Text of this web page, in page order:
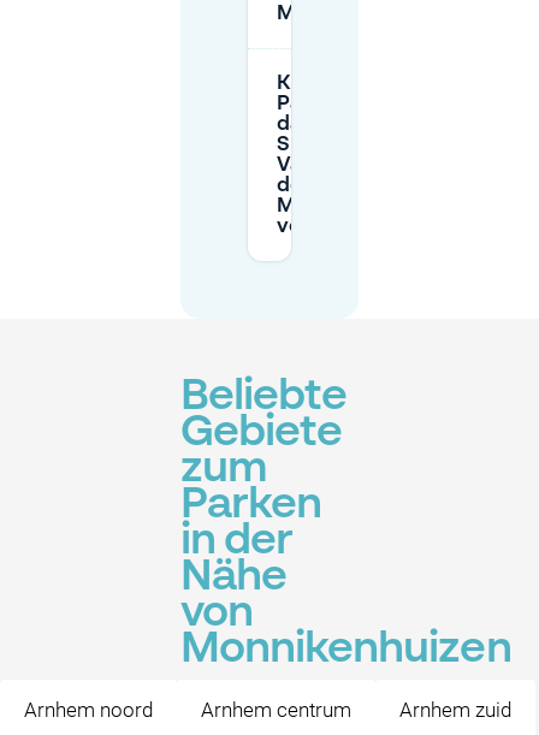
Monnikenhuizen?
Kann ich einen
Parkplatz für
das
Sportzentrum
Valkenhuizen in
der Nähe von
Monnikenhuizen
vorab buchen?
Beliebte
Gebiete
zum
Parken
in der
Nähe
von
Monnikenhuizen
Arnhem noord Arnhem centrum Arnhem zuid